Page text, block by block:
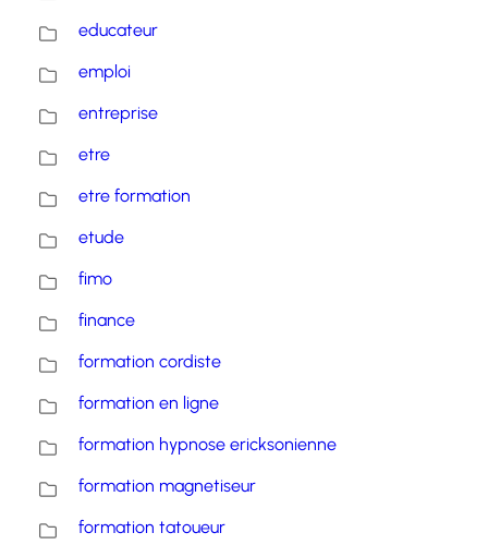
educateur
emploi
entreprise
etre
etre formation
etude
fimo
finance
formation cordiste
formation en ligne
formation hypnose ericksonienne
formation magnetiseur
formation tatoueur